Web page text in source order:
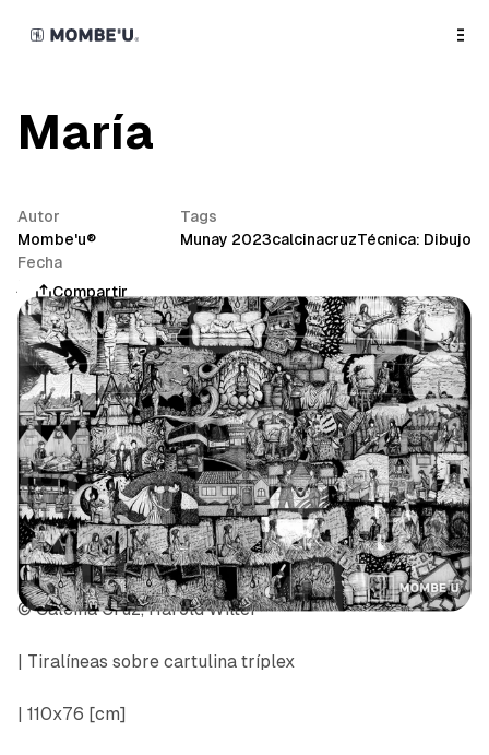
María
Autor
Mombe'u®
Tags
Munay 2023calcinacruzTécnica: Dibujo
Fecha
junio 4, 2023
Compartir
© Calcina Cruz, Harold Wilter
| Tiralíneas sobre cartulina tríplex
| 110x76 [cm]